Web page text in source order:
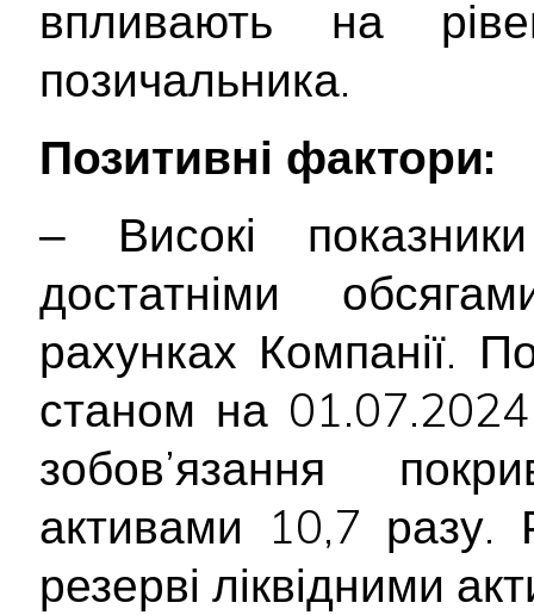
впливають на
позичальника.
Позитивні фактори:
‒ Високі показники
достатніми
рахунках Компанії.
станом на
зобов’язання
активами 10,7 разу.
резерві ліквідними